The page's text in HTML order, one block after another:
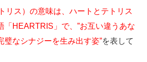
リス）の意味は、ハートとテトリス
「HEARTRIS」で、”お互い違うあな
璧なシナジーを生み出す姿”を表して